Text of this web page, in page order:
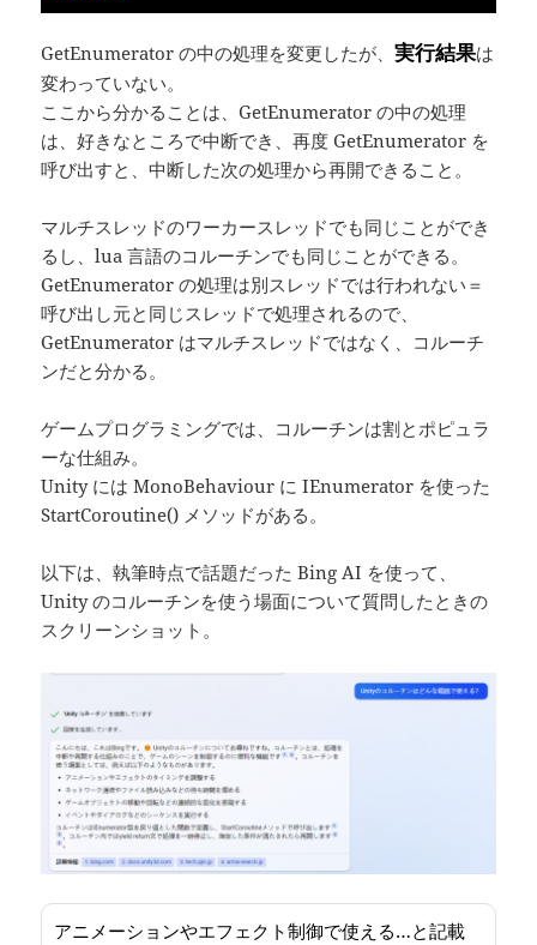
GetEnumerator の中の処理を変更したが、実行結果は
変わっていない。
ここから分かることは、GetEnumerator の中の処理
は、好きなところで中断でき、再度 GetEnumerator を
呼び出すと、中断した次の処理から再開できること。
マルチスレッドのワーカースレッドでも同じことができ
るし、lua 言語のコルーチンでも同じことができる。
GetEnumerator の処理は別スレッドでは行われない＝
呼び出し元と同じスレッドで処理されるので、
GetEnumerator はマルチスレッドではなく、コルーチ
ンだと分かる。
ゲームプログラミングでは、コルーチンは割とポピュラ
ーな仕組み。
Unity には MonoBehaviour に IEnumerator を使った
StartCoroutine() メソッドがある。
以下は、執筆時点で話題だった Bing AI を使って、
Unity のコルーチンを使う場面について質問したときの
スクリーンショット。
アニメーションやエフェクト制御で使える…と記載